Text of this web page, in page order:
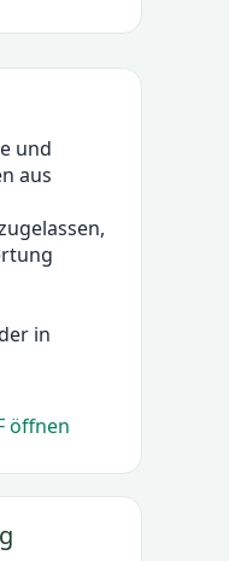
und
aus
in
öffnen